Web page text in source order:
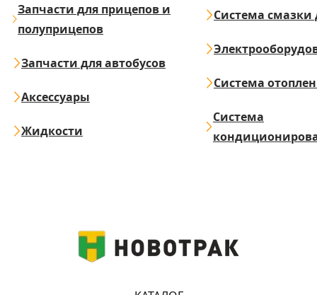
Запчасти для прицепов и
полуприцепов
Запчасти для автобусов
Аксессуары
Жидкости
Система смазки
Система
Система